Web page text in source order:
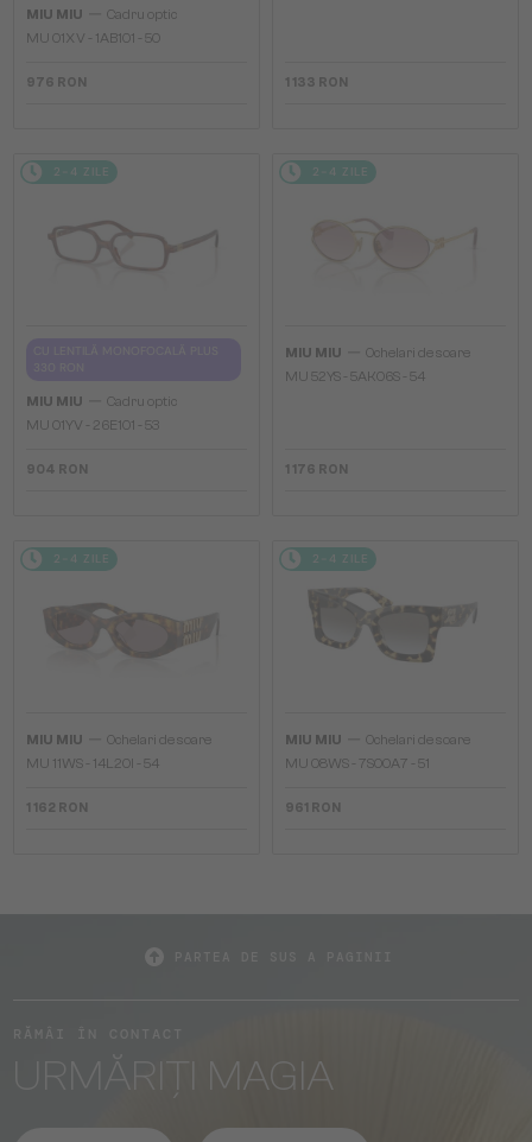
MIU MIU
Cadru optic
MU 01XV - 1AB1O1 - 50
976 RON 1 133 RON
2-4 ZILE
MIU MIU
Cadru optic
MU 01YV - 26E1O1 - 53
904 RON
2-4 ZILE
MIU MIU
Ochelari de soare
MU 52YS - ​5AK06S - ​54
1 176 RON
2-4 ZILE
MIU MIU
Ochelari de soare
MU 11WS - 14L20I - 54
1 162 RON
2-4 ZILE
MIU MIU
Ochelari de soare
MU 08WS - 7S00A7 - 51
961 RON
URMĂRIȚI MAGIA